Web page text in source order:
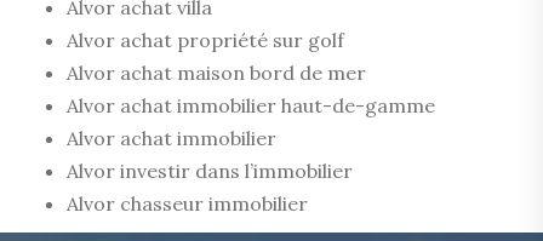
Alvor achat villa
Alvor achat propriété sur golf
Alvor achat maison bord de mer
Alvor achat immobilier haut-de-gamme
Alvor achat immobilier
Alvor investir dans l’immobilier
Alvor chasseur immobilier